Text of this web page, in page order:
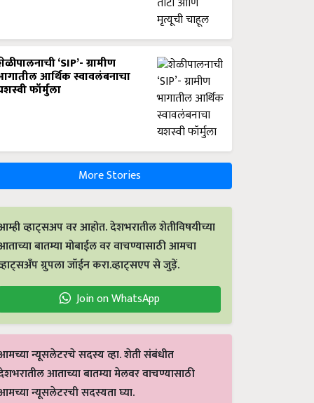
‘SIP’- ग्रामीण
आर्थिक स्वावलंबनाचा
फॉर्मुला
More Stories
व्हाट्सअप वर आहोत. देशभरातील शेतीविषयीच्या
बातम्या मोबाईल वर वाचण्यासाठी आमचा
ग्रुपला जॉईन करा.व्हाट्सएप से जुड़ें.
Join on WhatsApp
न्यूसलेटरचे सदस्य व्हा. शेती संबंधीत
आताच्या बातम्या मेलवर वाचण्यासाठी
न्यूसलेटरची सदस्यता घ्या.